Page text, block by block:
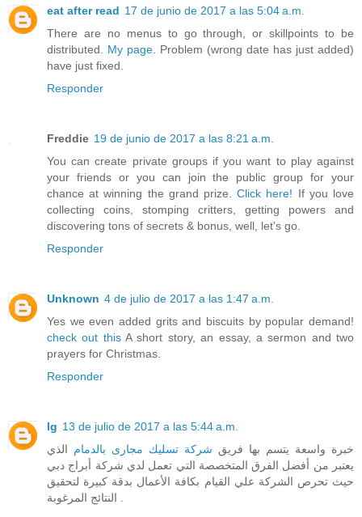
eat after read 17 de junio de 2017 a las 5:04 a.m.
There are no menus to go through, or skillpoints to be
distributed. My page.
Problem (wrong date has just added)
have just fixed.
Responder
Freddie 19 de junio de 2017 a las 8:21 a.m.
You can create private groups if you want to play against
your friends or you can join the public group for your
chance at winning the grand prize.Click here! If you love
collecting coins, stomping critters, getting powers and
discovering tons of secrets & bonus, well, let's go.
Responder
Unknown 4 de julio de 2017 a las 1:47 a.m.
Yes we even added grits and biscuits by popular demand!
check out thisA short story, an essay, a sermon and two
prayers for Christmas.
Responder
lg 13 de julio de 2017 a las 5:44 a.m.
خبرة واسعة يتسم بها فريق شركة تسليك مجارى بالدمام الذي
يعتبر من أفضل الفرق المتخصصة التي تعمل لدي شركة أبراج دبي
حيث تحرص الشركة علي القيام بكافة الأعمال بدقة كبيرة لتحقيق